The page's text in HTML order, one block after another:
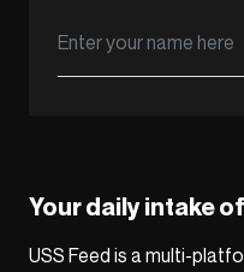
Your daily intake
USS Feed is a multi-